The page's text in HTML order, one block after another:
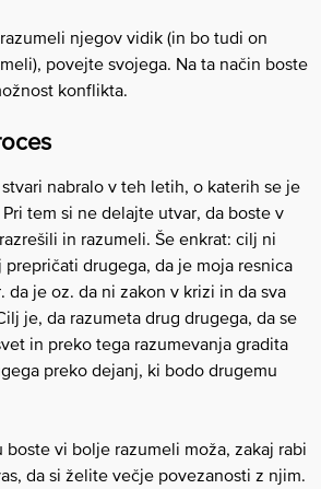
njegov vidik (in bo tudi on
povejte svojega. Na ta način boste
konflikta.
nabralo v teh letih, o katerih se je
tem si ne delajte utvar, da boste v
in razumeli. Še enkrat: cilj ni
drugega, da je moja resnica
da je oz. da ni zakon v krizi in da sva
je, da razumeta drug drugega, da se
in preko tega razumevanja gradita
preko dejanj, ki bodo drugemu
vi bolje razumeli moža, zakaj rabi
da si želite večje povezanosti z njim.